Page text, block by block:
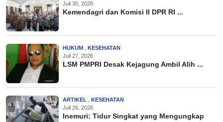
Juli 30, 2026
Kemendagri dan Komisi II DPR RI ...
HUKUM
KESEHATAN
Juli 27, 2026
LSM PMPRI Desak Kejagung Ambil Alih ...
ARTIKEL
KESEHATAN
Juli 26, 2026
Inemuri: Tidur Singkat yang Mengungkap